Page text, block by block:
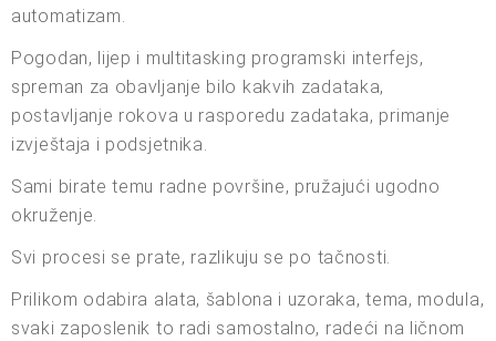
automatizam.
Pogodan, lijep i multitasking programski interfejs,
spreman za obavljanje bilo kakvih zadataka,
postavljanje rokova u rasporedu zadataka, primanje
izvještaja i podsjetnika.
Sami birate temu radne površine, pružajući ugodno
okruženje.
Svi procesi se prate, razlikuju se po tačnosti.
Prilikom odabira alata, šablona i uzoraka, tema, modula,
svaki zaposlenik to radi samostalno, radeći na ličnom